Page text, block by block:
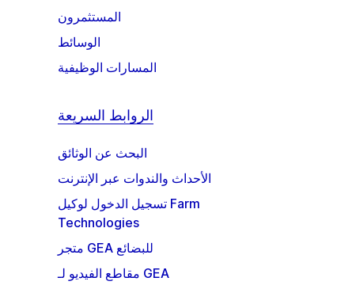
المستثمرون
الوسائط
المسارات الوظيفية
الروابط السريعة
البحث عن الوثائق
الأحداث والندوات عبر الإنترنت
تسجيل الدخول لوكيل Farm
Technologies
متجر GEA للبضائع
مقاطع الفيديو لـ GEA